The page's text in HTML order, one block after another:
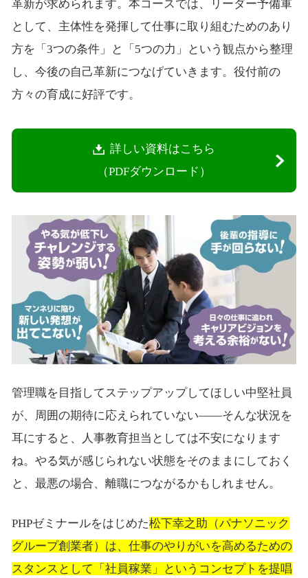
革新が求められます。本コースでは、リーダー予備軍
として、主体性を発揮して仕事に取り組むためのあり
方を「3つの条件」と「5つの力」という観点から整理
し、今後の自己革新につなげていきます。役付前の
方々の育成に好評です。
詳しい資料はこちら
（PDFダウンロード）
管理職を目指してステップアップしてほしい中堅社員
が、周囲の期待に応えられていない――そんな状況を
耳にすると、人事教育担当としては不安になります
ね。やる気が感じられない状態をそのままにしておく
と、最悪の場合、離職につながるかもしれません。
PHPゼミナールをはじめた松下幸之助（パナソニック
グループ創業者）は、仕事のやりがいを高めるための
スタンスとして「社員稼業」というコンセプトを提唱